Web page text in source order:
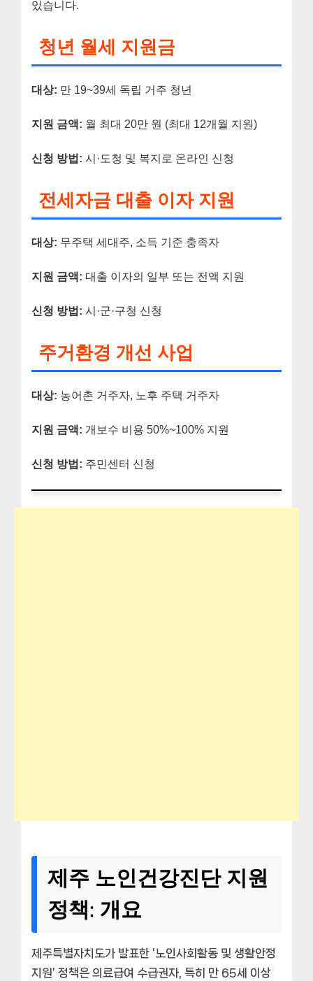
있습니다.
청년 월세 지원금
대상: 만 19~39세 독립 거주 청년
지원 금액: 월 최대 20만 원 (최대 12개월 지원)
신청 방법: 시·도청 및 복지로 온라인 신청
전세자금 대출 이자 지원
대상: 무주택 세대주, 소득 기준 충족자
지원 금액: 대출 이자의 일부 또는 전액 지원
신청 방법: 시·군·구청 신청
주거환경 개선 사업
대상: 농어촌 거주자, 노후 주택 거주자
지원 금액: 개보수 비용 50%~100% 지원
신청 방법: 주민센터 신청
제주 노인건강진단 지원
정책: 개요
제주특별자치도가 발표한 ‘노인사회활동 및 생활안정
지원’ 정책은 의료급여 수급권자, 특히 만 65세 이상